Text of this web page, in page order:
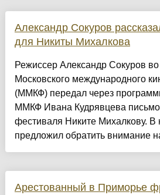
Александр Сокуров
для Никиты Михалкова
Режиссер Александр Сокуров
Московского международного
(ММКФ) передал через
ММКФ Ивана Кудрявцева письмо
фестиваля Никите Михалкову. В
предложил обратить внимание
Арестованный в Приморье